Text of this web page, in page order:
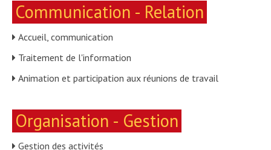
Communication - Relation
Accueil, communication
Traitement de l'information
Animation et participation aux réunions de travail
Organisation - Gestion
Gestion des activités